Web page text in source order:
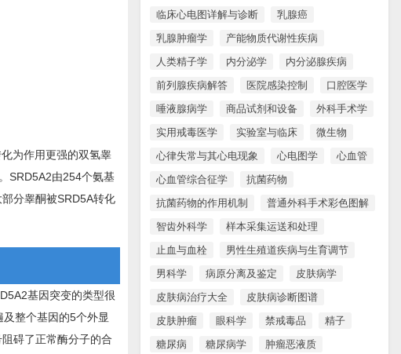
临床心电图详解与诊断
乳腺癌
乳腺肿瘤学
产能物质代谢性疾病
人类精子学
内分泌学
内分泌腺疾病
前列腺疾病解答
医院感染控制
口腔医学
唾液腺病学
商品试剂和设备
外科手术学
实用戒毒医学
实验室与临床
微生物
心律失常与其心电现象
心电图学
心血管
心血管综合征学
抗菌药物
抗菌药物的作用机制
普通外科手术彩色图解
智齿外科学
样本采集运送和处理
止血与血栓
男性生殖道疾病与生育调节
男科学
病原分离及鉴定
皮肤病学
皮肤病治疗大全
皮肤病诊断图谱
皮肤肿瘤
眼科学 禁戒毒品
精子
糖尿病
糖尿病学
肿瘤恶液质
为作用更强的双氢睾
SRD5A2由254个氨基
分睾酮被SRD5A转化
基因突变的类型很
整个基因的5个外显
碍了正常酶分子的合